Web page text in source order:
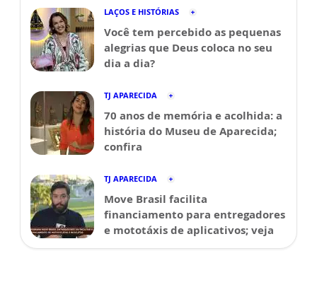
LAÇOS E HISTÓRIAS
Você tem percebido as pequenas
alegrias que Deus coloca no seu
dia a dia?
TJ APARECIDA
70 anos de memória e acolhida: a
história do Museu de Aparecida;
confira
TJ APARECIDA
Move Brasil facilita
financiamento para entregadores
e mototáxis de aplicativos; veja